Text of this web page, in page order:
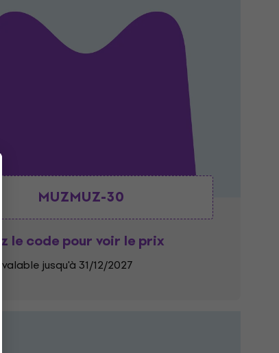
MUZMUZ-30
le code pour voir le prix
valable jusqu'à 31/12/2027